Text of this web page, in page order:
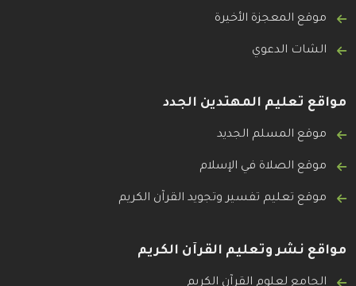
موقع المعجزة الأخيرة
الشات الدعوي
مواقع تعليم المهتدين الجدد
موقع المسلم الجديد
موقع الصلاة في الإسلام
موقع تعليم تفسير وتجويد القرآن الكريم
مواقع نشر وتعليم القرآن الكريم
الجامع لعلوم القرآن الكريم